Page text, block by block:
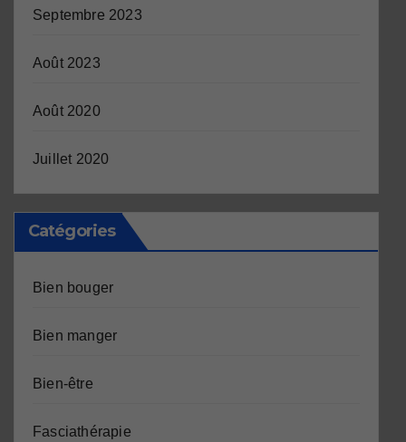
Septembre 2023
Août 2023
Août 2020
Juillet 2020
Catégories
Bien bouger
Bien manger
Bien-être
Fasciathérapie